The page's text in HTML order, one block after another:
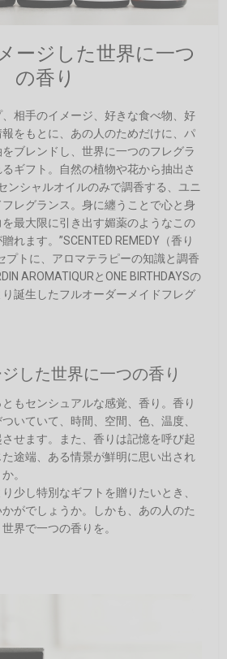
ージした世界に一つ
の香り
相手のイメージ、好きな食べ物、好
をもとに、あの人のためだけに、パ
ブレンドし、世界に一つのフレグラ
ギフト。自然の植物や花から抽出さ
ンシャルオイルのみで調香する、ユニ
レグランス。身に纏うことで心と身
最大限に引き出す媚薬のようなこの
れます。”SCENTED REMEDY（香り
プトに、アロマテラピーの知識と調香
AROMATIQURとONE BIRTHDAYSの
誕生したフルオーダーメイドフレグ
した世界に一つの香り
もセンシュアルな感覚、香り。香り
いていて、時間、空間、色、温度、
せます。また、香りは記憶を呼び起
途端、ある情景が鮮明に思い出され
。
少し特別なギフトを贈りたいとき、
がでしょうか。しかも、あの人のた
界で一つの香りを。